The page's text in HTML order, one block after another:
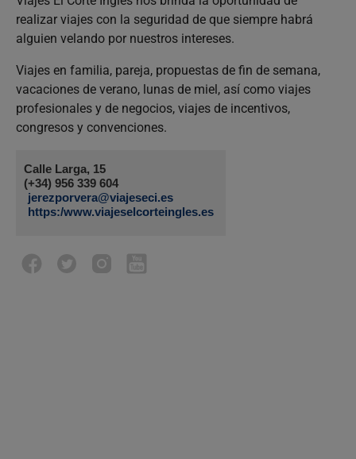
realizar viajes con la seguridad de que siempre habrá
alguien velando por nuestros intereses.
Viajes en familia, pareja, propuestas de fin de semana,
vacaciones de verano, lunas de miel, así como viajes
profesionales y de negocios, viajes de incentivos,
congresos y convenciones.
Calle Larga, 15
(+34) 956 339 604
jerezporvera@viajeseci.es
https:/www.viajeselcorteingles.es